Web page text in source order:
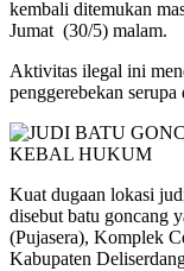
kembali ditemukan
Jumat (30/5) malam.
Aktivitas ilegal ini
penggerebekan
Kuat dugaan lokasi
disebut batu goncang
(Pujasera), Komplek
Kabupaten